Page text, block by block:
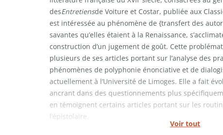
Voir tout
desEntretiensde Voiture et Costar, publiée aux
est intéressée au phénomène de {transfert des
savantes qu’elles étaient à la Renaissance,
construction d’un jugement de goût. Cette
plusieurs de ses articles portant sur l’analyse des
phénomènes de polyphonie énonciative et de
actuellement à l’Université de Limoges. Elle a fait
ancrant dans des questionnements plus
en témoignent certains articles portant sur les
l’épistolaire.